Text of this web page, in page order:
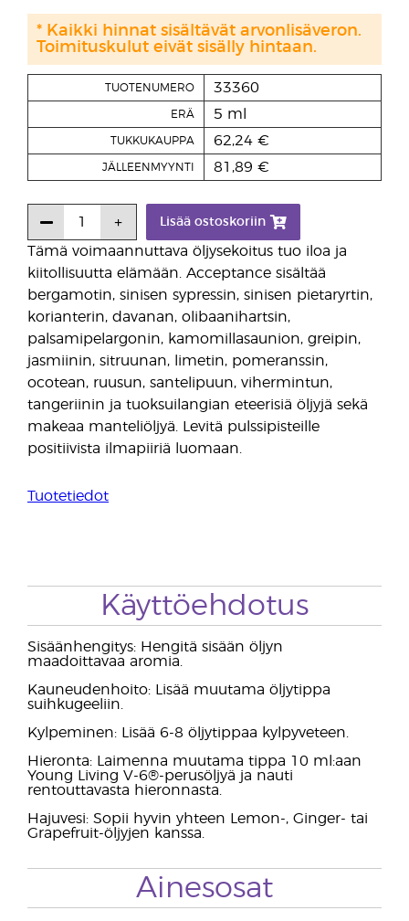
Tämä voimaannuttava öljysekoitus tuo iloa ja
kiitollisuutta elämään. Acceptance sisältää
bergamotin, sinisen sypressin, sinisen pietaryrtin,
korianterin, davanan, olibaanihartsin,
palsamipelargonin, kamomillasaunion, greipin,
jasmiinin, sitruunan, limetin, pomeranssin,
ocotean, ruusun, santelipuun, vihermintun,
tangeriinin ja tuoksuilangian eteerisiä öljyjä sekä
makeaa manteliöljyä. Levitä pulssipisteille
positiivista ilmapiiriä luomaan.
Tuotetiedot
TUOTENUMERO 33360
ERÄ 5 ml
TUKKUKAUPPA 62,24 €
JÄLLEENMYYNTI 81,89 €
Lisää ostoskoriin
* Kaikki hinnat sisältävät arvonlisäveron.
Toimituskulut eivät sisälly hintaan.
Käyttöehdotus
Sisäänhengitys: Hengitä sisään öljyn
maadoittavaa aromia.
Kauneudenhoito: Lisää muutama öljytippa
suihkugeeliin.
Kylpeminen: Lisää 6-8 öljytippaa kylpyveteen.
Hieronta: Laimenna muutama tippa 10 ml:aan
Young Living V-6®-perusöljyä ja nauti
rentouttavasta hieronnasta.
Hajuvesi: Sopii hyvin yhteen Lemon-, Ginger- tai
Grapefruit-öljyjen kanssa.
Ainesosat